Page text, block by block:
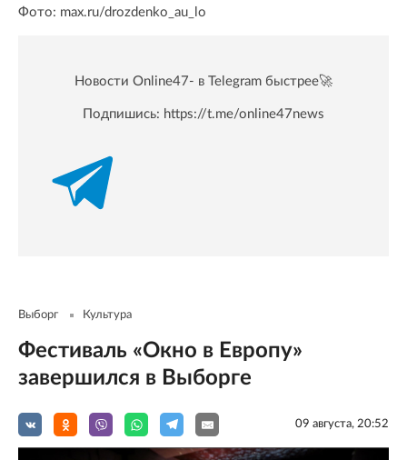
Фото: max.ru/drozdenko_au_lo
Новости Online47- в Telegram быстрее🚀
Подпишись: https://t.me/online47news
Выборг Культура
Фестиваль «Окно в Европу»
завершился в Выборге
09 августа, 20:52